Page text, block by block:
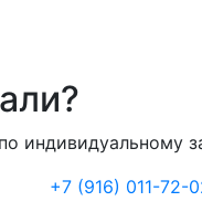
индивидуальному
+7 (916) 011-72-